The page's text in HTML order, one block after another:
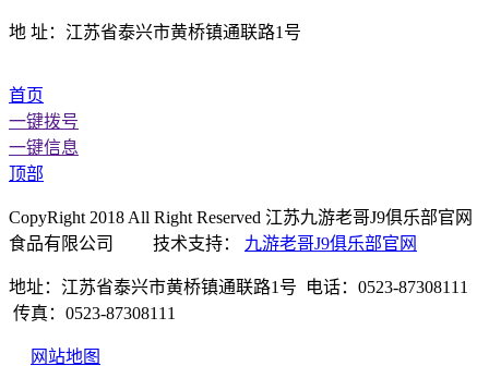
地 址：江苏省泰兴市黄桥镇通联路1号
首页
一键拨号
一键信息
顶部
CopyRight 2018 All Right Reserved 江苏九游老哥J9俱乐部官网
食品有限公司 技术支持： 九游老哥J9俱乐部官网
地址：江苏省泰兴市黄桥镇通联路1号 电话：0523-87308111
传真：0523-87308111
网站地图